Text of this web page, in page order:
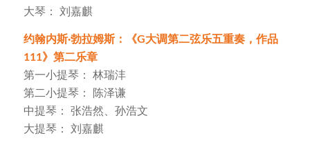
大琴： 刘嘉麒
约翰内斯·勃拉姆斯：《G大调第二弦乐五重奏，作品
111》第二乐章
第一小提琴： 林瑞沣
第二小提琴： 陈泽谦
中提琴： 张浩然、孙浩文
大提琴： 刘嘉麒